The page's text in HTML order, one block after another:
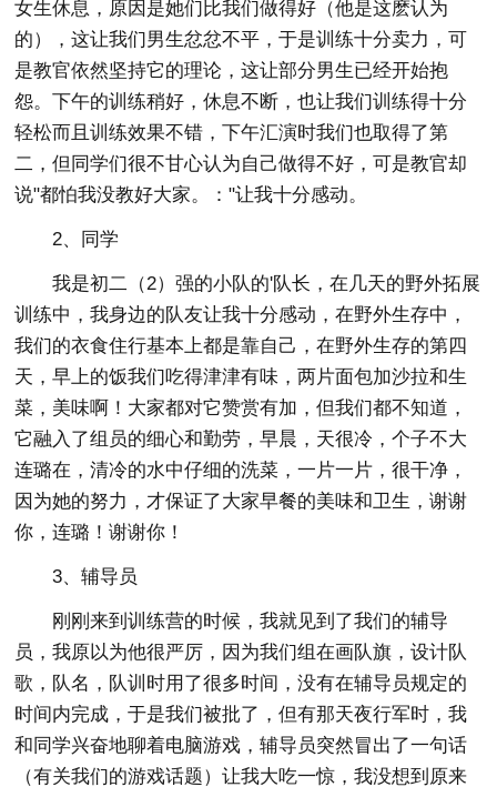
女生休息，原因是她们比我们做得好（他是这麽认为
的），这让我们男生忿忿不平，于是训练十分卖力，可
是教官依然坚持它的理论，这让部分男生已经开始抱
怨。下午的训练稍好，休息不断，也让我们训练得十分
轻松而且训练效果不错，下午汇演时我们也取得了第
二，但同学们很不甘心认为自己做得不好，可是教官却
说"都怕我没教好大家。："让我十分感动。
2、同学
我是初二（2）强的小队的'队长，在几天的野外拓展
训练中，我身边的队友让我十分感动，在野外生存中，
我们的衣食住行基本上都是靠自己，在野外生存的第四
天，早上的饭我们吃得津津有味，两片面包加沙拉和生
菜，美味啊！大家都对它赞赏有加，但我们都不知道，
它融入了组员的细心和勤劳，早晨，天很冷，个子不大
连璐在，清冷的水中仔细的洗菜，一片一片，很干净，
因为她的努力，才保证了大家早餐的美味和卫生，谢谢
你，连璐！谢谢你！
3、辅导员
刚刚来到训练营的时候，我就见到了我们的辅导
员，我原以为他很严厉，因为我们组在画队旗，设计队
歌，队名，队训时用了很多时间，没有在辅导员规定的
时间内完成，于是我们被批了，但有那天夜行军时，我
和同学兴奋地聊着电脑游戏，辅导员突然冒出了一句话
（有关我们的游戏话题）让我大吃一惊，我没想到原来